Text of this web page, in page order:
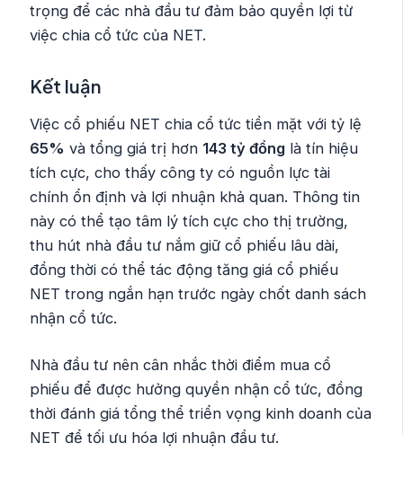
trọng để các nhà đầu tư đảm bảo quyền lợi từ
việc chia cổ tức của NET.
Kết luận
Việc cổ phiếu NET chia cổ tức tiền mặt với tỷ lệ
65% và tổng giá trị hơn 143 tỷ đồng là tín hiệu
tích cực, cho thấy công ty có nguồn lực tài
chính ổn định và lợi nhuận khả quan. Thông tin
này có thể tạo tâm lý tích cực cho thị trường,
thu hút nhà đầu tư nắm giữ cổ phiếu lâu dài,
đồng thời có thể tác động tăng giá cổ phiếu
NET trong ngắn hạn trước ngày chốt danh sách
nhận cổ tức.
Nhà đầu tư nên cân nhắc thời điểm mua cổ
phiếu để được hưởng quyền nhận cổ tức, đồng
thời đánh giá tổng thể triển vọng kinh doanh của
NET để tối ưu hóa lợi nhuận đầu tư.